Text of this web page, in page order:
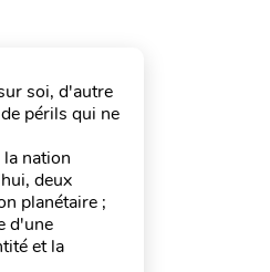
soi, d'autre
périls qui ne
nation
deux
planétaire ;
d'une
et la